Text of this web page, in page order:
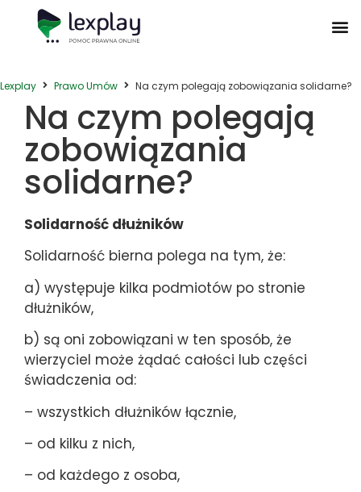
Lexplay Prawo Umów Na czym polegają zobowiązania solidarne?
Na czym polegają
zobowiązania
solidarne?
Solidarność dłużników
Solidarność bierna polega na tym, że:
a) występuje kilka podmiotów po stronie
dłużników,
b) są oni zobowiązani w ten sposób, że
wierzyciel może żądać całości lub części
świadczenia od:
– wszystkich dłużników łącznie,
– od kilku z nich,
– od każdego z osoba,